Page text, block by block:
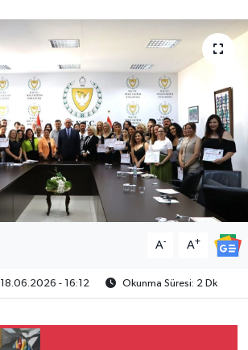
A- A+
18.06.2026 - 16:12 Okunma Süresi: 2 Dk